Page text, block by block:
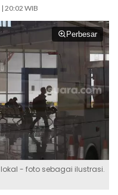
20:02 WIB
Perbesar
- foto sebagai ilustrasi.